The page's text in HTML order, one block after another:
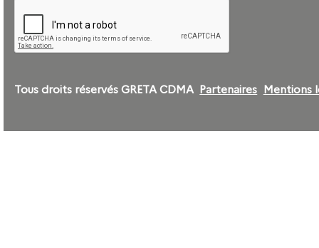
Tous droits réservés GRETA CDMA Partenaires Mentions